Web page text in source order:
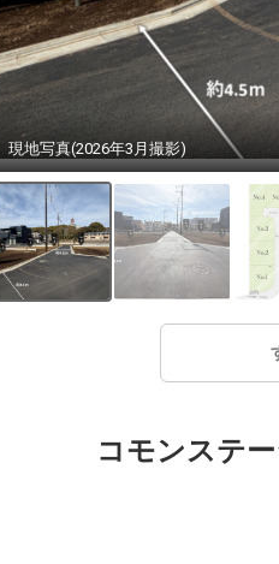
現地写真(2026年3月撮影)
コモンステ